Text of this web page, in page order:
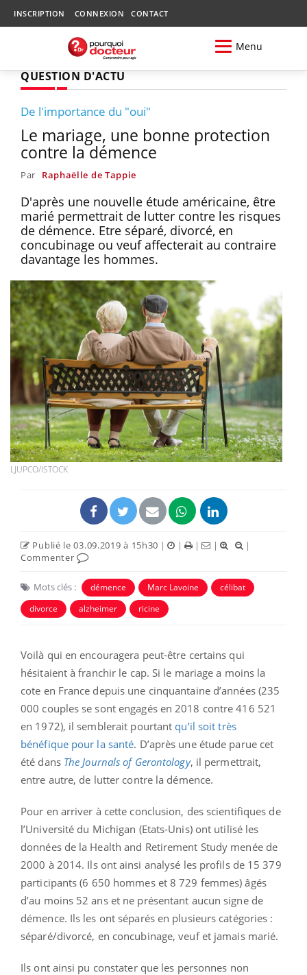
INSCRIPTION CONNEXION CONTACT
Menu
QUESTION D'ACTU
De l'importance du "oui"
Le mariage, une bonne protection
contre la démence
Par Raphaëlle de Tappie
D'après une nouvelle étude américaine, être
marié permettrait de lutter contre les risques
de démence. Etre séparé, divorcé, en
concubinage ou veuf affecterait au contraire
davantage les hommes.
LJUPCO/ISTOCK
Publié le 03.09.2019 à 15h30 | | | |
|
Commenter
Mots clés : démence Marc Lavoine
célibat
divorce
alzheimer ricine
Voilà qui en encouragera peut-être certains qui
hésitaient à franchir le cap. Si le mariage a moins la
cote en France depuis une cinquantaine d’années (235
000 couples se sont engagés en 2018 contre 416 521
en 1972), il semblerait pourtant qu’il soit très
bénéfique pour la santé. D’après une étude parue cet
été dans The Journals of Gerontology, il permettrait,
entre autre, de lutter contre la démence.
Pour en arriver à cette conclusion, des scientifiques de
l’Université du Michigan (Etats-Unis) ont utilisé les
données de la Health and Retirement Study menée de
2000 à 2014. Ils ont ainsi analysé les profils de 15 379
participants (6 650 hommes et 8 729 femmes) âgés
d’au moins 52 ans et ne présentant aucun signe de
démence. Ils les ont séparés en plusieurs catégories :
séparé/divorcé, en concubinage, veuf et jamais marié.
Ils ont ainsi pu constater que les personnes non